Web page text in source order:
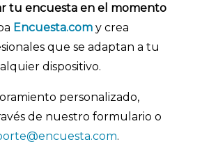
tu encuesta en el momento
Encuesta.com y crea
que se adaptan a tu
dispositivo.
personalizado,
de nuestro formulario o
.